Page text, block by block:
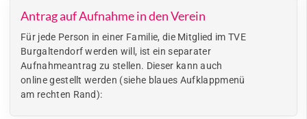
Antrag auf Aufnahme in den Verein
Für jede Person in einer Familie, die Mitglied im TVE
Burgaltendorf werden will, ist ein separater
Aufnahmeantrag zu stellen. Dieser kann auch
online gestellt werden (siehe blaues Aufklappmenü
am rechten Rand):